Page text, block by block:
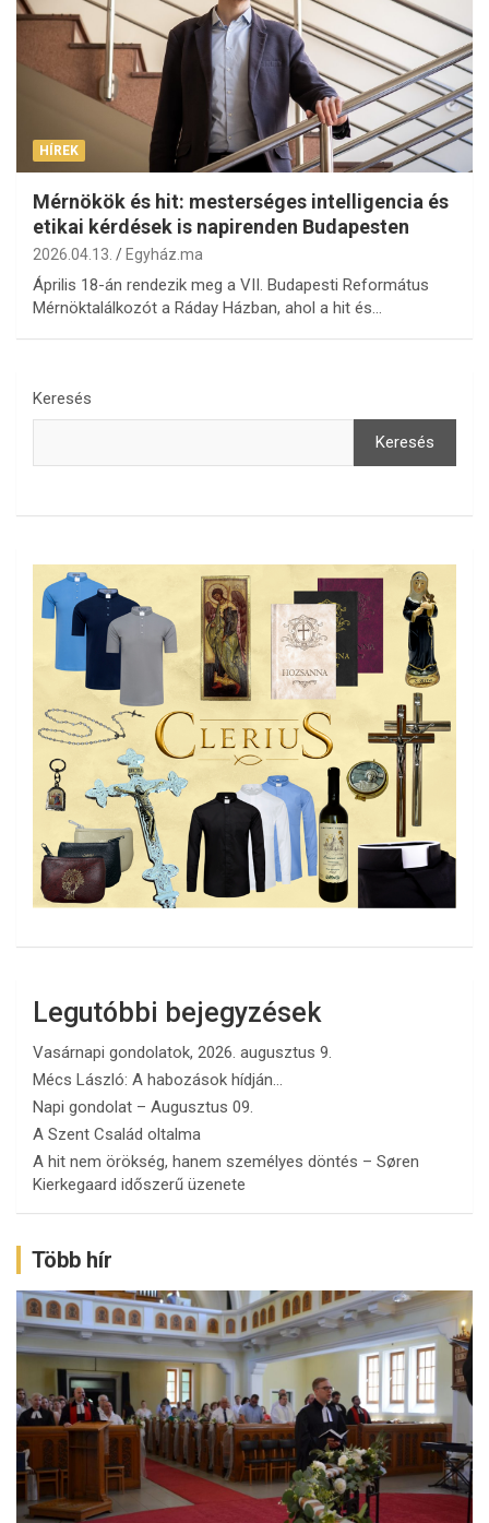
HÍREK
Mérnökök és hit: mesterséges intelligencia és
etikai kérdések is napirenden Budapesten
2026.04.13. Egyház.ma
Április 18-án rendezik meg a VII. Budapesti Református
Mérnöktalálkozót a Ráday Házban, ahol a hit és…
Keresés
Keresés
Legutóbbi bejegyzések
Vasárnapi gondolatok, 2026. augusztus 9.
Mécs László: A habozások hídján…
Napi gondolat – Augusztus 09.
A Szent Család oltalma
A hit nem örökség, hanem személyes döntés – Søren
Kierkegaard időszerű üzenete
Több hír